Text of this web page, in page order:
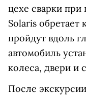
цехе сварки
Solaris обретает
пройдут вдоль
автомобиль
колеса, двери и
После